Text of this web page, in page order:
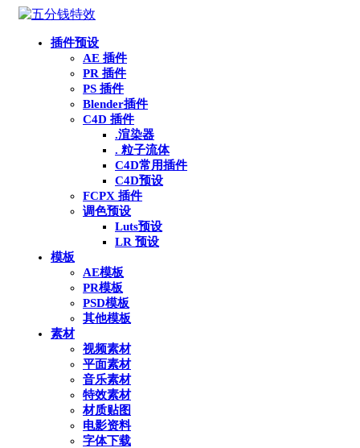
插件预设
AE 插件
PR 插件
PS 插件
Blender插件
C4D 插件
.渲染器
. 粒子流体
C4D常用插件
C4D预设
FCPX 插件
调色预设
Luts预设
LR 预设
模板
AE模板
PR模板
PSD模板
其他模板
素材
视频素材
平面素材
音乐素材
特效素材
材质贴图
电影资料
字体下载